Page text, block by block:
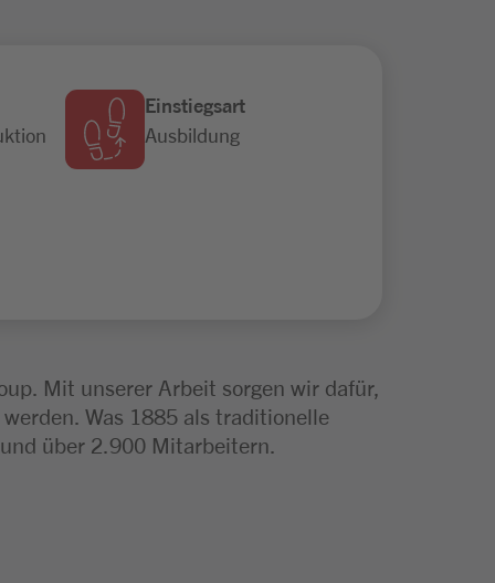
Einstiegsart
Ausbildung
Mit unserer Arbeit sorgen wir dafür,
Was 1885 als traditionelle
über 2.900 Mitarbeitern.